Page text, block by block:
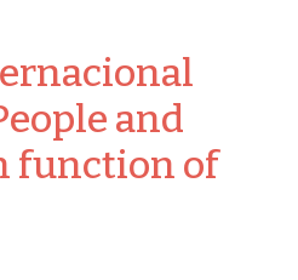
and
function of